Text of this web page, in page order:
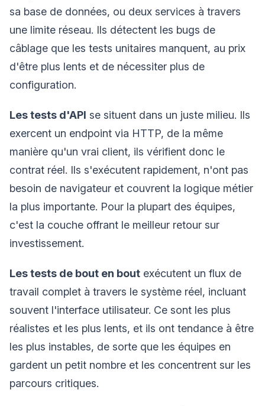
sa base de données, ou deux services à travers
une limite réseau. Ils détectent les bugs de
câblage que les tests unitaires manquent, au prix
d'être plus lents et de nécessiter plus de
configuration.
Les tests d'API se situent dans un juste milieu. Ils
exercent un endpoint via HTTP, de la même
manière qu'un vrai client, ils vérifient donc le
contrat réel. Ils s'exécutent rapidement, n'ont pas
besoin de navigateur et couvrent la logique métier
la plus importante. Pour la plupart des équipes,
c'est la couche offrant le meilleur retour sur
investissement.
Les tests de bout en bout exécutent un flux de
travail complet à travers le système réel, incluant
souvent l'interface utilisateur. Ce sont les plus
réalistes et les plus lents, et ils ont tendance à être
les plus instables, de sorte que les équipes en
gardent un petit nombre et les concentrent sur les
parcours critiques.